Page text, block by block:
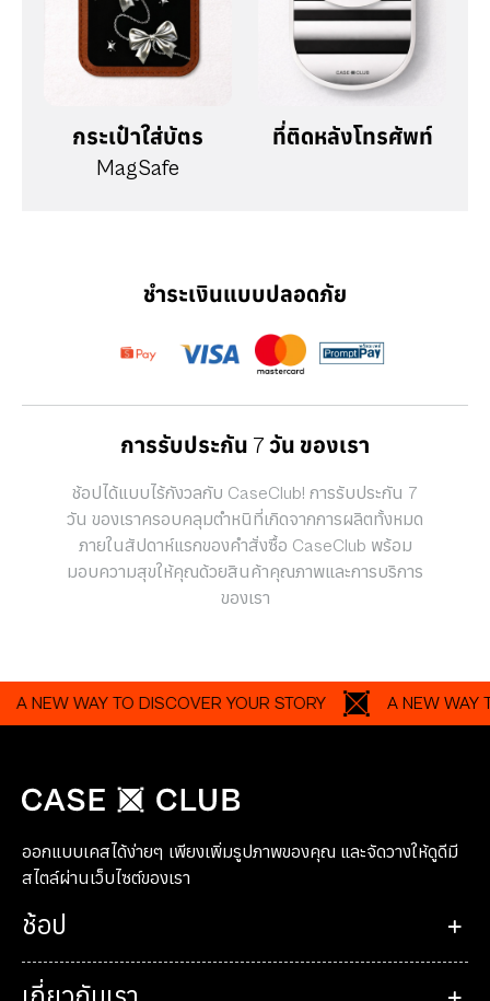
กระเป๋าใส่บัตร
MagSafe
ที่ติดหลังโทรศัพท์
ชำระเงินแบบปลอดภัย
การรับประกัน 7 วัน ของเรา
ช้อปได้แบบไร้กังวลกับ CaseClub! การรับประกัน 7
วัน ของเราครอบคลุมตำหนิที่เกิดจากการผลิตทั้งหมด
ภายในสัปดาห์แรกของคำสั่งซื้อ CaseClub พร้อม
มอบความสุขให้คุณด้วยสินค้าคุณภาพและการบริการ
ของเรา
WAY TO DISCOVER YOUR STORY A NEW WAY TO
ออกแบบเคสได้ง่ายๆ เพียงเพิ่มรูปภาพของคุณ และจัดวางให้ดูดีมี
สไตล์ผ่านเว็บไซต์ของเรา
ช้อป